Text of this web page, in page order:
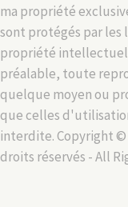
ma propriété
sont protégés par les
propriété
préalable, toute
quelque moyen ou
que celles
interdite. Copyright ©
droits réservés - All